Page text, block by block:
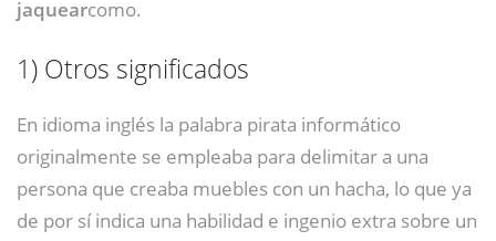
jaquearcomo.
1) Otros significados
En idioma inglés la palabra pirata informático
originalmente se empleaba para delimitar a una
persona que creaba muebles con un hacha, lo que ya
de por sí indica una habilidad e ingenio extra sobre un